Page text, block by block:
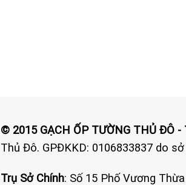
© 2015 GẠCH ỐP TƯỜNG THỦ ĐÔ -
Thủ Đô. GPĐKKD: 0106833837 do
Trụ Sở Chính: Số 15 Phố Vương